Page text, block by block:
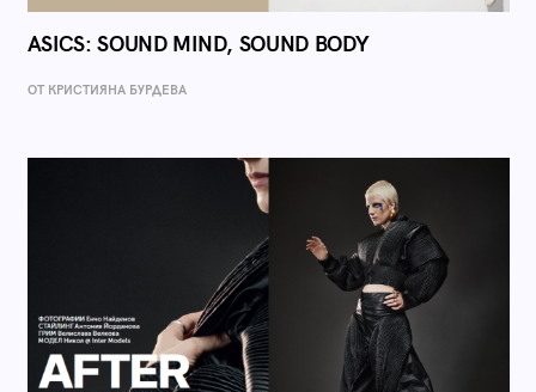
ASICS: SOUND MIND, SOUND BODY
ОТ КРИСТИЯНА БУРДЕВА